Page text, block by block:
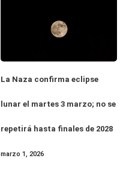
La Naza confirma eclipse
lunar el martes 3 marzo; no se
repetirá hasta finales de 2028
marzo 1, 2026